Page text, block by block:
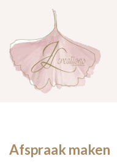
naar
de
inhoud
Afspraak maken